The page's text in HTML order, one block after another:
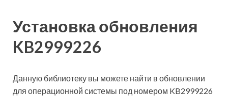
Установка обновления
KB2999226
Данную библиотеку вы можете найти в обновлении
для операционной системы под номером KB2999226